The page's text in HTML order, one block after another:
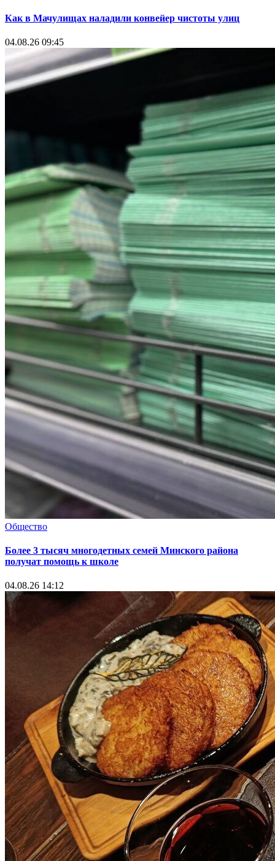
Как в Мачулищах наладили конвейер чистоты улиц
04.08.26 09:45
Общество
Более 3 тысяч многодетных семей Минского района
получат помощь к школе
04.08.26 14:12